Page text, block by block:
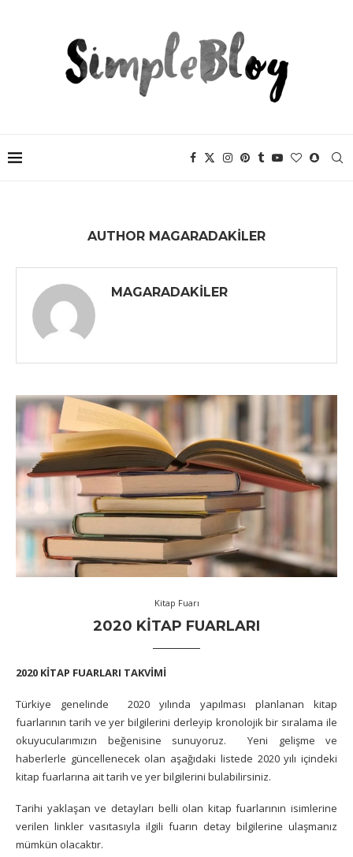
AUTHOR MAGARADAKILER
MAGARADAKILER
Kitap Fuarı
2020 KITAP FUARLARI
2020 KİTAP FUARLARI TAKVİMİ
Türkiye genelinde 2020 yılında yapılması planlanan kitap
fuarlarının tarih ve yer bilgilerini derleyip kronolojik bir sıralama ile
okuyucularımızın beğenisine sunuyoruz. Yeni gelişme ve
haberlerle güncellenecek olan aşağıdaki listede 2020 yılı içindeki
kitap fuarlarına ait tarih ve yer bilgilerini bulabilirsiniz.
Tarihi yaklaşan ve detayları belli olan kitap fuarlarının isimlerine
verilen linkler vasıtasıyla ilgili fuarın detay bilgilerine ulaşmanız
mümkün olacaktır.